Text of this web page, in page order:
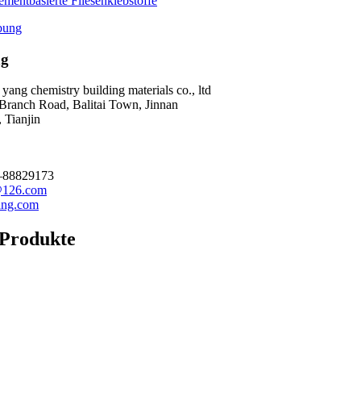
che­mis­try buil­ding mate­ri­als co., ltd
Road, Bali­tai Town, Jinnan
Tian­jin